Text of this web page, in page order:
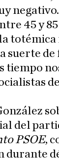
negativo.
45 y
suerte
tiempo
del
PSOE,
durante